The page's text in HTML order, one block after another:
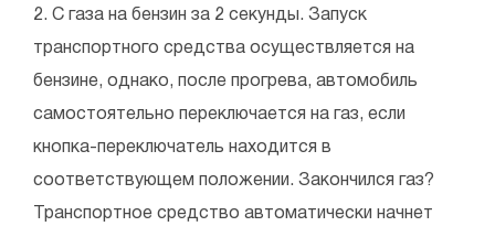
2. С газа на бензин за 2 секунды. Запуск
транспортного средства осуществляется на
бензине, однако, после прогрева, автомобиль
самостоятельно переключается на газ, если
кнопка-переключатель находится в
соответствующем положении. Закончился газ?
Транспортное средство автоматически начнет